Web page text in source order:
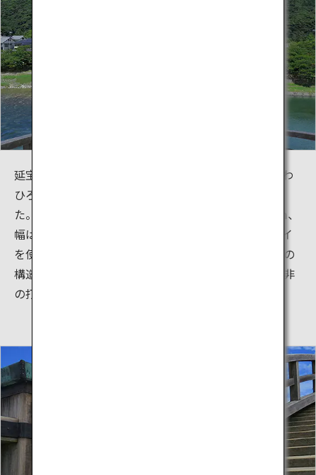
延宝元（1673）年、岩国3代領主の吉川広嘉（きっかわ
ひろよし）が現在の橋の原型となる木造橋を架けまし
た。橋の長さは、橋面に沿って210m、直線で 193.3m、
幅は5m、橋台の高さは6.6mです。巻きガネとカスガイ
を使った「木組みの技法」で造られています。反り橋の
構造は精巧かつ独創的で、現代の橋梁工学からみても非
の打ちどころがないと言われています。